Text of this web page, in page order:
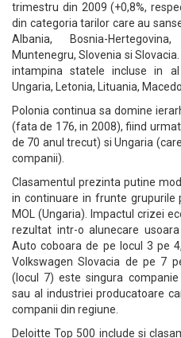
trimestru din 2009 (+0,8%,
din categoria tarilor care au
Albania, Bosnia-
Muntenegru, Slovenia si
intampina statele incluse in
Ungaria, Letonia, Lituania,
Polonia continua sa domine
(fata de 176, in 2008), fiind
de 70 anul trecut) si Ungaria
companii).
Clasamentul prezinta putine
in continuare in frunte grupurile
MOL (Ungaria). Impactul crizei
rezultat intr-o alunecare
Auto coboara de pe locul 3 pe
Volkswagen Slovacia de pe 7
(locul 7) este singura
sau al industriei producatoare
companii din regiune.
Deloitte Top 500 include si